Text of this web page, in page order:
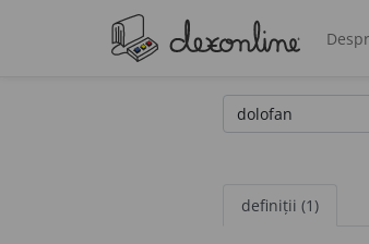
definiții (1)